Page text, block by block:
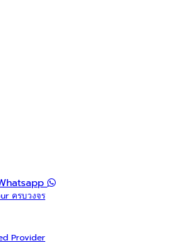
ครบวงจร
Provider